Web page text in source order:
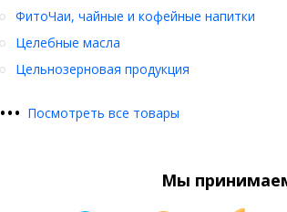
ФитоЧаи, чайные и кофейные напитки
Целебные масла
Цельнозерновая продукция
••• Посмотреть все товары
Мы